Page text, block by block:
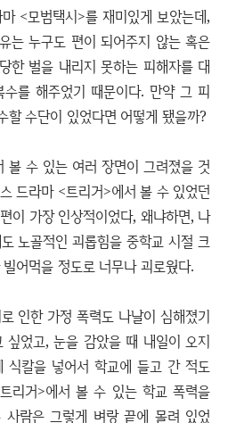
<모범택시>를 재미있게 보았는데,
는 누구도 편이 되어주지 않는 혹은
한 벌을 내리지 못하는 피해자를 대
를 해주었기 때문이다. 만약 그 피
할 수단이 있었다면 어떻게 됐을까?
볼 수 있는 여러 장면이 그려졌을 것
드라마 <트리거>에서 볼 수 있었던
이 가장 인상적이었다, 왜냐하면, 나
노골적인 괴롭힘을 중학교 시절 크
어먹을 정도로 너무나 괴로웠다.
인한 가정 폭력도 나날이 심해졌기
었고, 눈을 감았을 때 내일이 오지
식칼을 넣어서 학교에 들고 간 적도
리거>에서 볼 수 있는 학교 폭력을
람은 그렇게 벼랑 끝에 몰려 있었